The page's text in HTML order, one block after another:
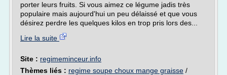
porter leurs fruits. Si vous aimez ce légume jadis très
populaire mais aujourd'hui un peu délaissé et que vous
désirez perdre les quelques kilos en trop pris lors des...
Lire la suite
Site : regimeminceur.info
Thèmes liés : regime soupe choux mange graisse /